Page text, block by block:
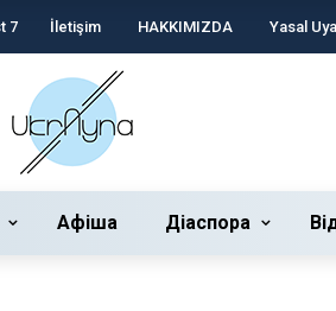
7 İletişim HAKKIMIZDA Yasal
Афіша Діаспора